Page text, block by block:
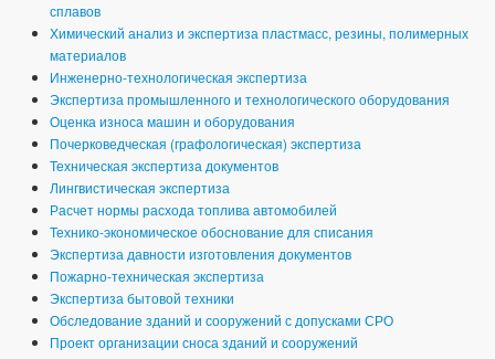
сплавов
Химический анализ и экспертиза пластмасс, резины, полимерных
материалов
Инженерно-технологическая экспертиза
Экспертиза промышленного и технологического оборудования
Оценка износа машин и оборудования
Почерковедческая (графологическая) экспертиза
Техническая экспертиза документов
Лингвистическая экспертиза
Расчет нормы расхода топлива автомобилей
Технико-экономическое обоснование для списания
Экспертиза давности изготовления документов
Пожарно-техническая экспертиза
Экспертиза бытовой техники
Обследование зданий и сооружений с допусками СРО
Проект организации сноса зданий и сооружений